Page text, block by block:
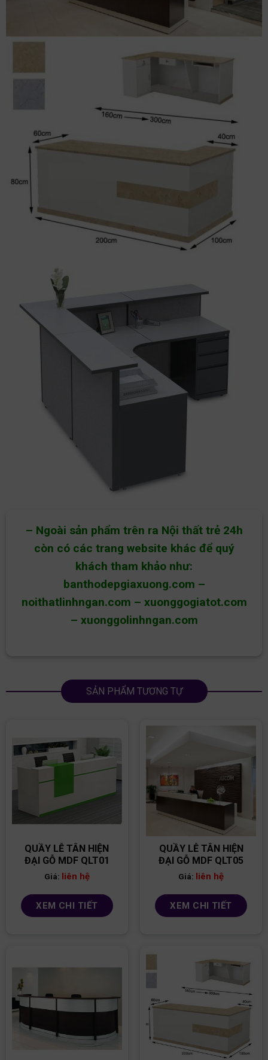
– Ngoài sản phẩm trên ra Nội thất trẻ 24h
còn có các trang website khác để quý
khách tham khảo như:
banthodepgiaxuong.com –
noithatlinhngan.com – xuonggogiatot.com
– xuonggolinhngan.com
SẢN PHẨM TƯƠNG TỰ
QUẦY LỄ TÂN HIỆN
ĐẠI GỖ MDF QLT01
Giá: liên hệ
XEM CHI TIẾT
QUẦY LỄ TÂN HIỆN
ĐẠI GỖ MDF QLT05
Giá: liên hệ
XEM CHI TIẾT